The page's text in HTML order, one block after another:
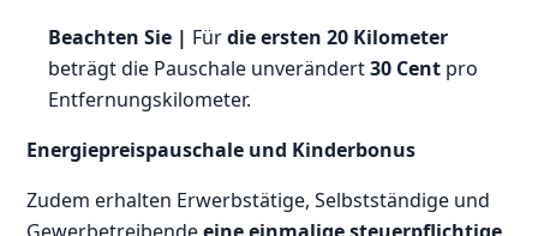
Beachten Sie | Fürdie ersten 20 Kilometer
beträgt die Pauschale unverändert30 Cent pro
Entfernungskilometer.
Energiepreispauschale und Kinderbonus
Zudem erhalten Erwerbstätige, Selbstständige und